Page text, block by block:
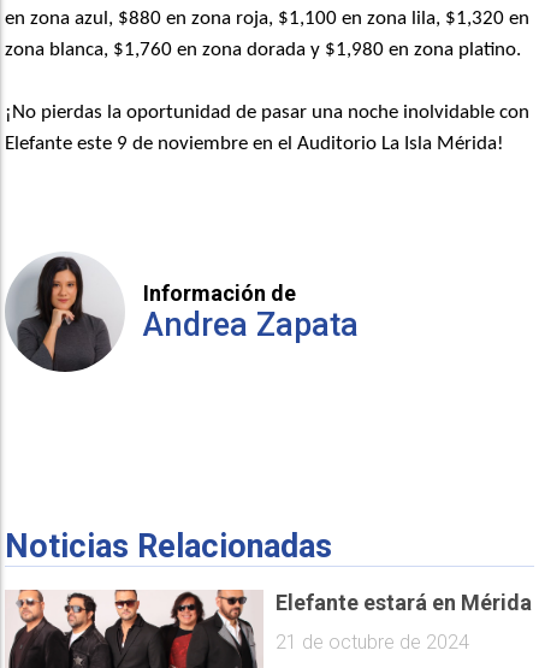
en zona azul, $880 en zona roja, $1,100 en zona lila, $1,320 en
zona blanca, $1,760 en zona dorada y $1,980 en zona platino.
¡No pierdas la oportunidad de pasar una noche inolvidable con
Elefante este 9 de noviembre en el Auditorio La Isla Mérida!
Información de
Andrea Zapata
Noticias Relacionadas
Elefante estará en Mérida
21 de octubre de 2024